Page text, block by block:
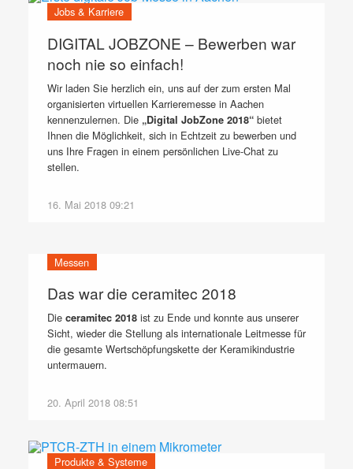
Jobs & Karriere
DIGITAL JOBZONE – Bewerben war
noch nie so einfach!
Wir laden Sie herzlich ein, uns auf der zum ersten Mal
organisierten virtuellen Karrieremesse in Aachen
kennenzulernen. Die „Digital JobZone 2018“bietet
Ihnen die Möglichkeit, sich in Echtzeit zu bewerben und
uns Ihre Fragen in einem persönlichen Live-Chat zu
stellen.
16. Mai 2018 09:21
Messen
Das war die ceramitec 2018
Die ceramitec 2018ist zu Ende und konnte aus unserer
Sicht, wieder die Stellung als internationale Leitmesse für
die gesamte Wertschöpfungskette der Keramikindustrie
untermauern.
20. April 2018 08:51
Produkte & Systeme